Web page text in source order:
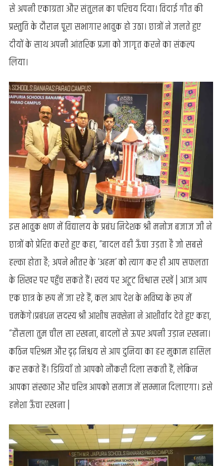
से अपनी एकाग्रता और संतुलन का परिचय दिया। विदाई गीत की
प्रस्तुति के दौरान पूरा सभागार भावुक हो उठा। छात्रों ने जलते हुए
दीयों के साथ अपनी आंतरिक प्रज्ञा को जागृत करने का संकल्प
लिया।
इस भावुक क्षण में विद्यालय के प्रबंध निदेशक श्री मनोज बजाज जी ने
छात्रों को प्रेरित करते हुए कहा, “बादल वही ऊँचा उड़ता है जो सबसे
हल्का होता है; अपने भीतर के ‘अहम’ को त्याग कर ही आप सफलता
के शिखर पर पहुँच सकते हैं। स्वयं पर अटूट विश्वास रखें | आज आप
एक छात्र के रूप में जा रहे हैं, कल आप देश के भविष्य के रूप में
चमकेंगे।प्रबंधन सदस्य श्री आशीष सक्सेना ने आशीर्वाद देते हुए कहा,
“हौसला तुम चील सा रखना, बादलों से ऊपर अपनी उड़ान रखना।
कठिन परिश्रम और दृढ़ निश्चय से आप दुनिया का हर मुकाम हासिल
कर सकते हैं। डिग्रियाँ तो आपको नौकरी दिला सकती हैं, लेकिन
आपका संस्कार और चरित्र आपको समाज में सम्मान दिलाएगा। इसे
हमेशा ऊँचा रखना |